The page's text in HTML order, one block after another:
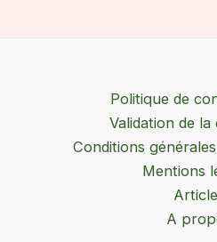
Politique de
Validation de la
Conditions
Mentions
A